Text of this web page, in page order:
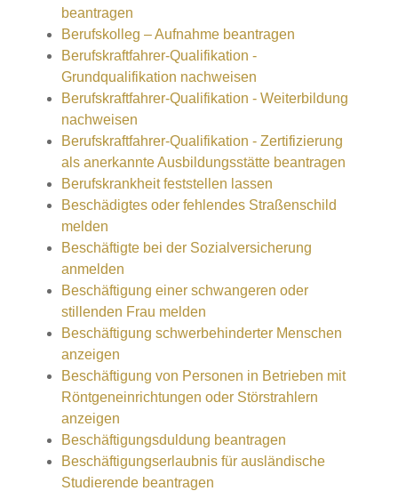
beantragen
Berufskolleg – Aufnahme beantragen
Berufskraftfahrer-Qualifikation -
Grundqualifikation nachweisen
Berufskraftfahrer-Qualifikation - Weiterbildung
nachweisen
Berufskraftfahrer-Qualifikation - Zertifizierung
als anerkannte Ausbildungsstätte beantragen
Berufskrankheit feststellen lassen
Beschädigtes oder fehlendes Straßenschild
melden
Beschäftigte bei der Sozialversicherung
anmelden
Beschäftigung einer schwangeren oder
stillenden Frau melden
Beschäftigung schwerbehinderter Menschen
anzeigen
Beschäftigung von Personen in Betrieben mit
Röntgeneinrichtungen oder Störstrahlern
anzeigen
Beschäftigungsduldung beantragen
Beschäftigungserlaubnis für ausländische
Studierende beantragen